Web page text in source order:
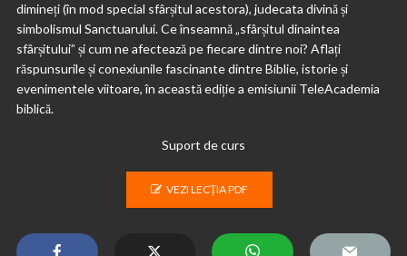
dimineți (în mod special sfârșitul acestora), judecata divină și
simbolismul Sanctuarului. Ce înseamnă „sfârșitul dinaintea
sfârșitului” și cum ne afectează pe fiecare dintre noi? Aflați
răspunsurile și conexiunile fascinante dintre Biblie, istorie și
evenimentele viitoare, în această ediție a emisiunii TeleAcademia
biblică.
Suport de curs
VEZI LECȚIA PDF